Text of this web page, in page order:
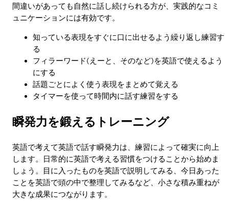
間違いがあっても自然に話し続けられる方が、実践的なコミ
ュニケーションには有効です。
知っている表現をすぐに口に出せるよう繰り返し練習す
る
フィラーワード(えーと、そのなど)を英語で使えるよう
にする
話題ごとによく使う表現をまとめて覚える
タイマーを使って時間内に話す練習をする
瞬発力を鍛えるトレーニング
英語で考えて英語で話す瞬発力は、練習によって確実に向上
します。日常的に英語で考える習慣をつけることから始めま
しょう。目に入ったものを英語で説明してみる、今日あった
ことを英語で頭の中で整理してみるなど、小さな積み重ねが
大きな成果につながります。